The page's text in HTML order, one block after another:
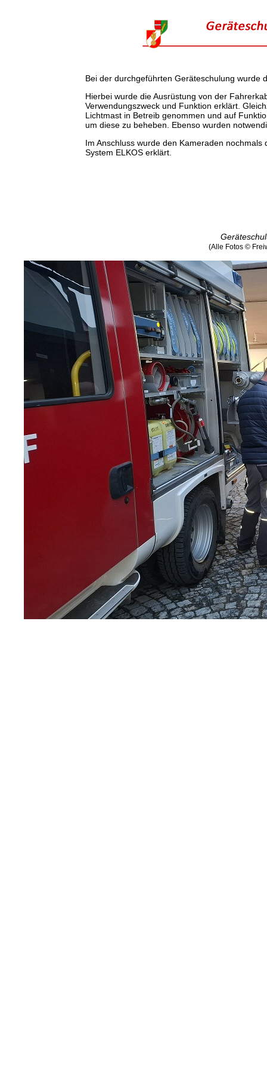
Bei der durchgeführten Geräteschulung wurde
Hierbei wurde die Ausrüstung von der
Verwendungszweck und Funktion erklärt.
Lichtmast in Betreib genommen und auf
um diese zu beheben. Ebenso wurden
Im Anschluss wurde den Kameraden
System ELKOS erklärt.
(Alle Fotos ©